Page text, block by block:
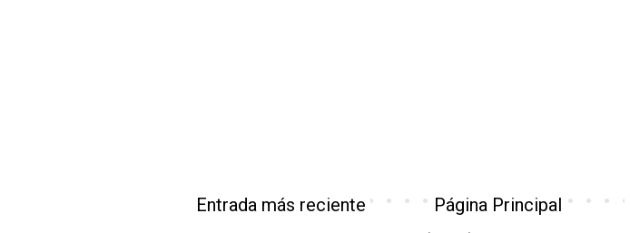
Entrada más reciente Página Principal